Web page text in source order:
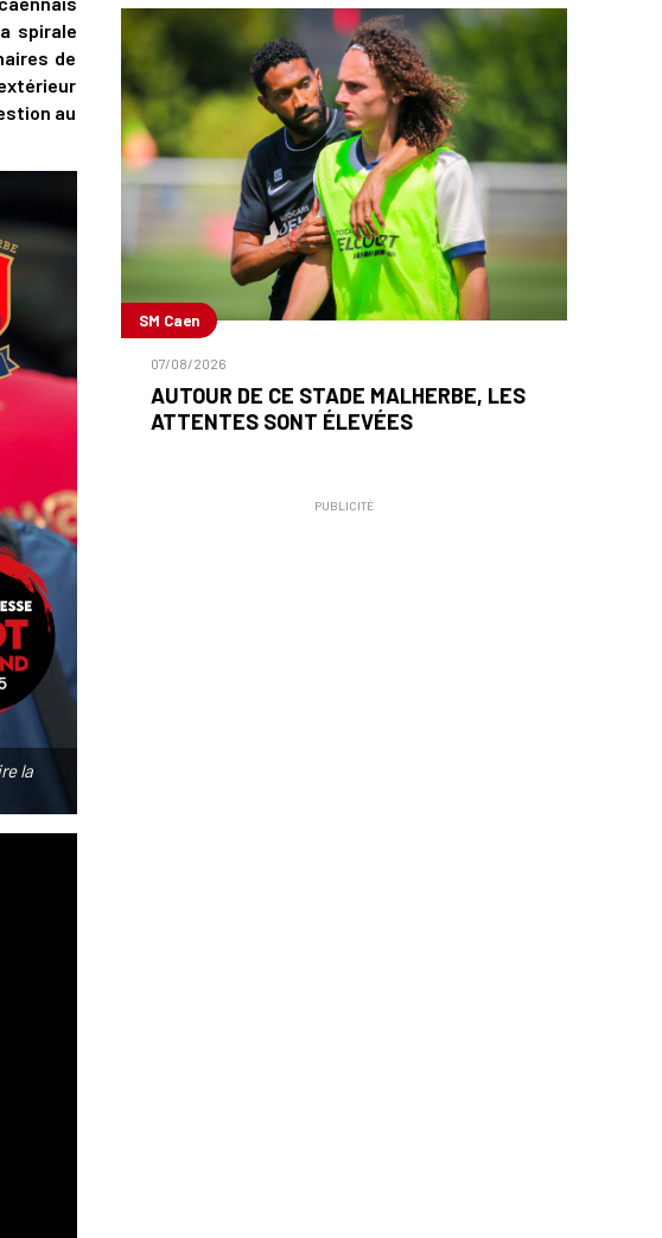
spirale
de
au
la
SM Caen
07/08/2026
AUTOUR DE CE STADE MALHERBE, LES
ATTENTES SONT ÉLEVÉES
PUBLICITÉ